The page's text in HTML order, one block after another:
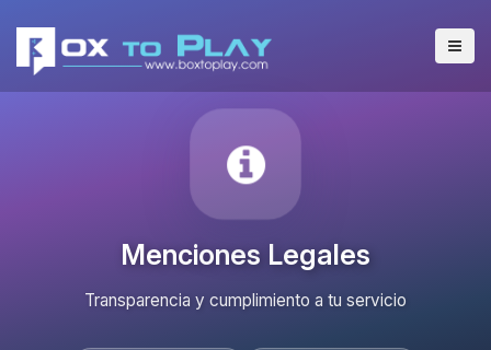
Menciones Legales
Transparencia y cumplimiento a tu servicio